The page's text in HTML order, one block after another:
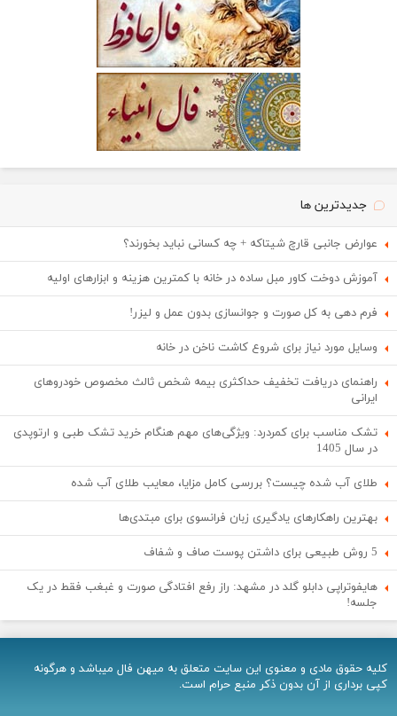
جدیدترین ها
عوارض جانبی قارچ شیتاکه + چه کسانی نباید بخورند؟
آموزش دوخت کاور مبل ساده در خانه با کمترین هزینه و ابزارهای اولیه
فرم دهی به کل صورت و جوانسازی بدون عمل و لیزر!
وسایل مورد نیاز برای شروع کاشت ناخن در خانه
راهنمای دریافت تخفیف حداکثری بیمه شخص ثالث مخصوص خودروهای
ایرانی
تشک مناسب برای کمردرد: ویژگی‌های مهم هنگام خرید تشک طبی و ارتوپدی
در سال 1405
طلای آب شده چیست؟ بررسی کامل مزایا، معایب طلای آب شده
بهترین راهکارهای یادگیری زبان فرانسوی برای مبتدی‌ها
5 روش طبیعی برای داشتن پوست صاف و شفاف
هایفوتراپی دابلو گلد در مشهد: راز رفع افتادگی صورت و غبغب فقط در یک
جلسه!
کلیه حقوق مادی و معنوی اين سایت متعلق به میهن فال میباشد و هرگونه
کپی برداری از آن بدون ذکر منبع حرام است.